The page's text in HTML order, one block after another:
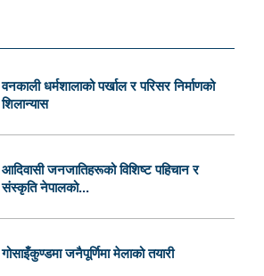
वनकाली धर्मशालाको पर्खाल र परिसर निर्माणको
शिलान्यास
आदिवासी जनजातिहरूको विशिष्ट पहिचान र
संस्कृति नेपालको...
गोसाइँकुण्डमा जनैपूर्णिमा मेलाको तयारी